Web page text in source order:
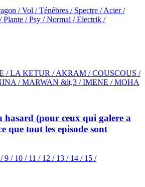
/ Vol / Ténèbres / Spectre / Acier /
Plante / Psy / Normal / Electrik /
/ LA KETUR / AKRAM / COUSCOUS /
/ MARWAN &lt,3 / IMENE / MOHA
hasard (pour ceux qui galere a
que tout les episode sont
9 / 10 / 11 / 12 / 13 / 14 / 15 /